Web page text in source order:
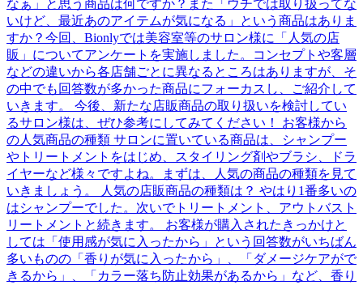
なぁ」と思う商品は何ですか？また「ウチでは取り扱ってな
いけど、最近あのアイテムが気になる」という商品はありま
すか？今回、Bionlyでは美容室等のサロン様に「人気の店
販」についてアンケートを実施しました。コンセプトや客層
などの違いから各店舗ごとに異なるところはありますが、そ
の中でも回答数が多かった商品にフォーカスし、ご紹介して
いきます。 今後、新たな店販商品の取り扱いを検討してい
るサロン様は、ぜひ参考にしてみてください！ お客様から
の人気商品の種類 サロンに置いている商品は、シャンプー
やトリートメントをはじめ、スタイリング剤やブラシ、ドラ
イヤーなど様々ですよね。まずは、人気の商品の種類を見て
いきましょう。 人気の店販商品の種類は？ やはり1番多いの
はシャンプーでした。次いでトリートメント、アウトバスト
リートメントと続きます。 お客様が購入されたきっかけと
しては「使用感が気に入ったから」という回答数がいちばん
多いものの「香りが気に入ったから」、「ダメージケアがで
きるから」、「カラー落ち防止効果があるから」など、香り